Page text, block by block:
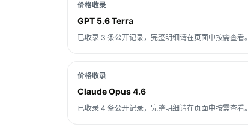
价格收录
GPT 5.6 Terra
已收录 3 条公开记录，完整明细请在页面中按需查看。
价格收录
Claude Opus 4.6
已收录 4 条公开记录，完整明细请在页面中按需查看。